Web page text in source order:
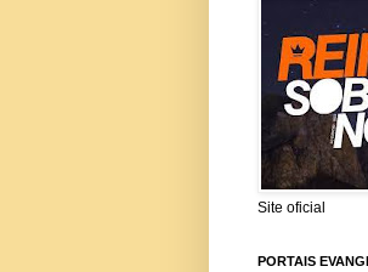
Site oficial
PORTAIS